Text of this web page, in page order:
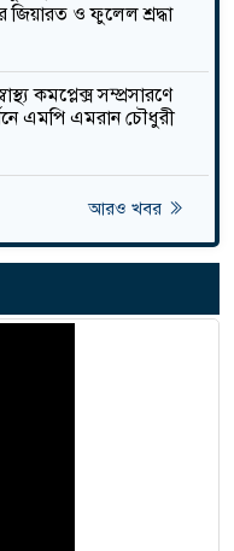
সামগ্রীর
বেড়েছে
নৌকা ডু‌বি‌তে ২ জনের
জিয়ারত ও ফুলেল শ্রদ্ধা
কমপ্লেক্স সম্প্রসারণে
এমপি এমরান চৌধুরী
আরও খবর